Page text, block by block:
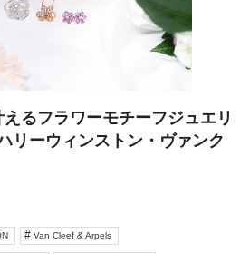
るフラワーモチーフジュエリ
リーウィンストン・ヴァンク
Van Cleef & Arpels